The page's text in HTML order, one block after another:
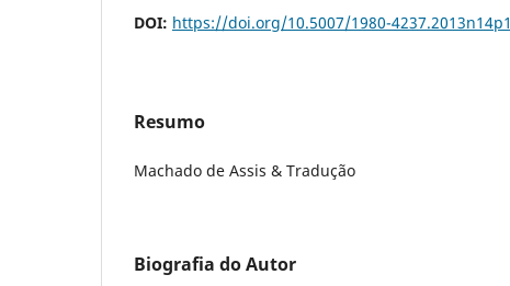
DOI: https://doi.org/10.5007/1980-4237.2013n14p1
Resumo
Machado de Assis & Tradução
Biografia do Autor